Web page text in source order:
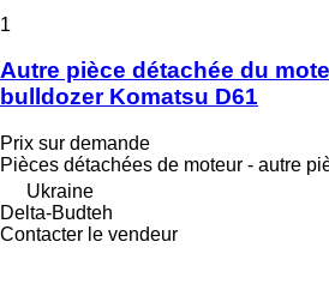
1
Autre pièce détachée du
bulldozer Komatsu D61
Prix sur demande
Pièces détachées de moteur - autre
Ukraine
Delta-Budteh
Contacter le vendeur